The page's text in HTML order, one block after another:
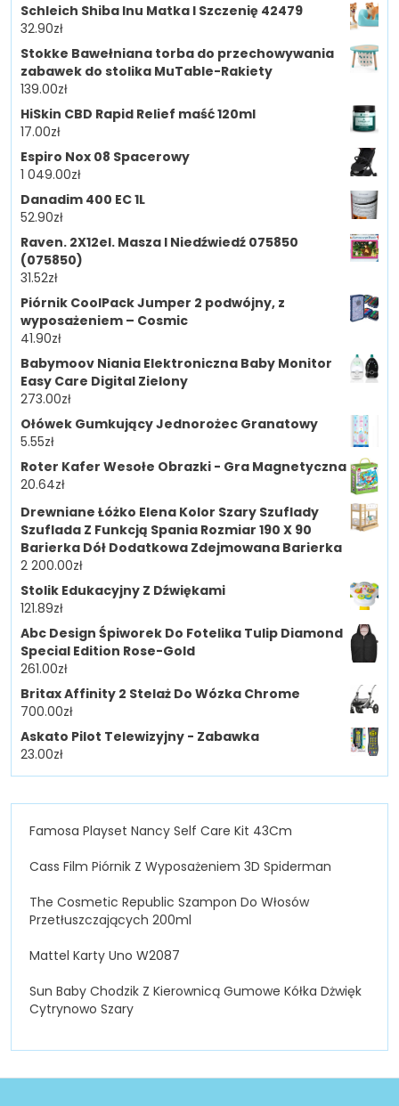
Schleich Shiba Inu Matka I Szczenię 42479
32.90zł
Stokke Bawełniana torba do przechowywania
zabawek do stolika MuTable-Rakiety
139.00zł
HiSkin CBD Rapid Relief maść 120ml
17.00zł
Espiro Nox 08 Spacerowy
1 049.00zł
Danadim 400 EC 1L
52.90zł
Raven. 2X12el. Masza I Niedźwiedź 075850
(075850)
31.52zł
Piórnik CoolPack Jumper 2 podwójny, z
wyposażeniem – Cosmic
41.90zł
Babymoov Niania Elektroniczna Baby Monitor
Easy Care Digital Zielony
273.00zł
Ołówek Gumkujący Jednorożec Granatowy
5.55zł
Roter Kafer Wesołe Obrazki - Gra Magnetyczna
20.64zł
Drewniane Łóżko Elena Kolor Szary Szuflady
Szuflada Z Funkcją Spania Rozmiar 190 X 90
Barierka Dół Dodatkowa Zdejmowana Barierka
2 200.00zł
Stolik Edukacyjny Z Dźwiękami
121.89zł
Abc Design Śpiworek Do Fotelika Tulip Diamond
Special Edition Rose-Gold
261.00zł
Britax Affinity 2 Stelaż Do Wózka Chrome
700.00zł
Askato Pilot Telewizyjny - Zabawka
23.00zł
Famosa Playset Nancy Self Care Kit 43Cm
Cass Film Piórnik Z Wyposażeniem 3D Spiderman
The Cosmetic Republic Szampon Do Włosów
Przetłuszczających 200ml
Mattel Karty Uno W2087
Sun Baby Chodzik Z Kierownicą Gumowe Kółka Dżwięk
Cytrynowo Szary